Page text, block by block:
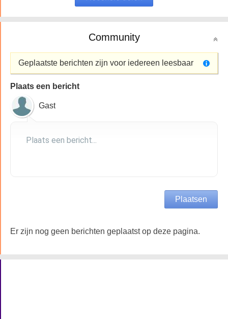
Community
Geplaatste berichten zijn voor iedereen leesbaar
Plaats een bericht
Gast
Er zijn nog geen berichten geplaatst op deze pagina.